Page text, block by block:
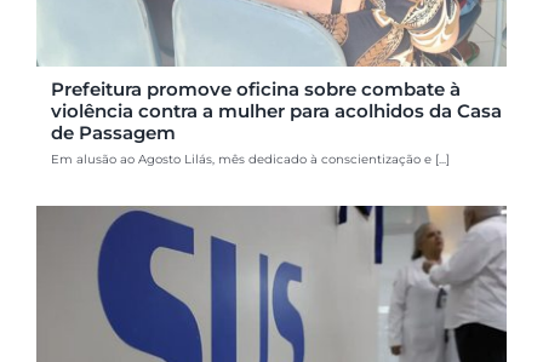
Prefeitura promove oficina sobre combate à
violência contra a mulher para acolhidos da Casa
de Passagem
Em alusão ao Agosto Lilás, mês dedicado à conscientização e [...]